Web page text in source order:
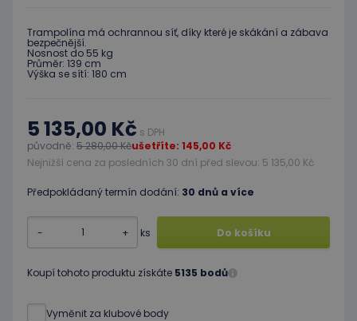
Trampolína má ochrannou síť, díky které je skákání a zábava
bezpečnější.
Nosnost do 55 kg
Průměr: 139 cm
Výška se sítí: 180 cm
5 135,00 Kč s DPH
původně: 5 280,00 Kčušetříte: 145,00 Kč
Nejnižší cena za posledních 30 dní před slevou: 5 135,00 Kč
Předpokládaný termín dodání: 30 dnů a více
- + ks Do košíku
Koupí tohoto produktu získáte 5135 bodů
Vyměnit za klubové body